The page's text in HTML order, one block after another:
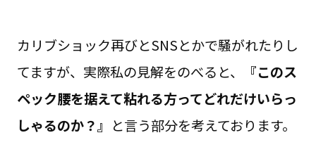
カリブショック再びとSNSとかで騒がれたりし
てますが、実際私の見解をのべると、
『このス
ペック腰を据えて粘れる方ってどれだけいらっ
しゃるのか？』 と言う部分を考えております。